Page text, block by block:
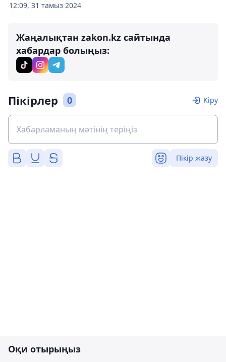
12:09, 31 тамыз 2024
Жаңалықтан zakon.kz сайтында
хабардар болыңыз:
Пікірлер 0 Кіру
Пікір жазу
Оқи отырыңыз